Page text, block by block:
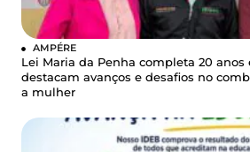
AMPÉRE
Lei Maria da Penha completa 20 anos
destacam avanços e desafios no
a mulher